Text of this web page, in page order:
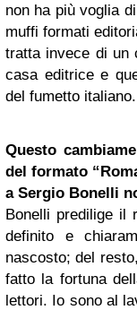
non ha più voglia
muffi formati
tratta invece di un
casa editrice e
del fumetto italiano.
Questo
del formato
a Sergio Bonelli
Bonelli predilige il
definito e
nascosto; del
fatto la fortuna
lettori. Io sono al